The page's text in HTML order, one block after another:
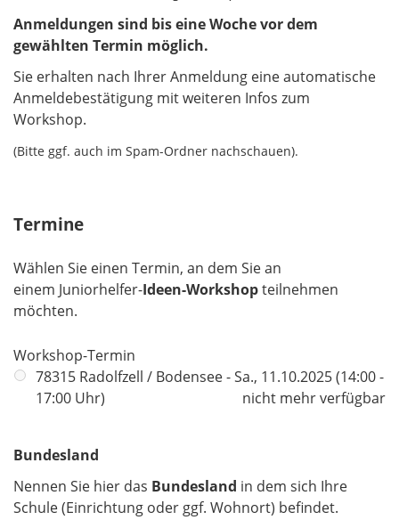
Anmeldungen sind bis eine Woche vor dem
gewählten Termin möglich.
Sie erhalten nach Ihrer Anmeldung eine automatische
Anmeldebestätigung mit weiteren Infos zum
Workshop.
(Bitte ggf. auch im Spam-Ordner nachschauen).
Termine
Wählen Sie einen Termin, an dem Sie an
einem Juniorhelfer-Ideen-Workshopteilnehmen
möchten.
Workshop-Termin
78315 Radolfzell / Bodensee - Sa., 11.10.2025 (14:00 -
17:00 Uhr)
nicht mehr verfügbar
Bundesland
Nennen Sie hier das Bundesland in dem sich Ihre
Schule (Einrichtung oder ggf. Wohnort) befindet.